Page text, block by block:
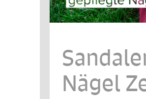
Nägel